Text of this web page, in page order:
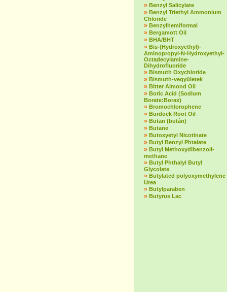
» Benzyl Salicylate
» Benzyl Triethyl Ammonium
Chloride
» Benzylhemiformal
» Bergamott Oil
» BHA/BHT
» Bis-(Hydroxyethyl)-
Aminopropyl-N-Hydroxyethyl-
Octadecylamine-
Dihydrofluoride
» Bismuth Oxychloride
» Bismuth-vegyületek
» Bitter Almond Oil
» Boric Acid (Sodium
Borate:Borax)
» Bromochlorophene
» Burdock Root Oil
» Butan (bután)
» Butane
» Butoxyetyl Nicotinate
» Butyl Benzyl Phtalate
» Butyl Methoxydibenzoil-
methane
» Butyl Phthalyl Butyl
Glycolate
» Butylated polyoxymethylene
Urea
» Butylparaben
» Butyrus Lac